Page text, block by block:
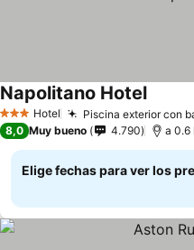
3 Estrellas
Hotel Piscina exterior con
Napolitano Hotel
8,0 Muy bueno 4.790 a 0.6
Elige fechas para ver los